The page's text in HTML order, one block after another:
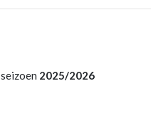
seizoen 2025/2026